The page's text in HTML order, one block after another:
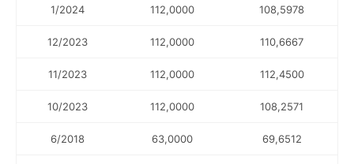
1/2024 112,0000 108,5978
12/2023 112,0000 110,6667
11/2023 112,0000 112,4500
10/2023 112,0000 108,2571
6/2018 63,0000 69,6512